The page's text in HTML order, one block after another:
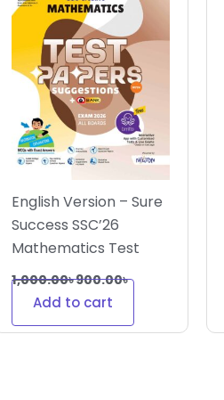
English Version – Sure
Success SSC’26
Mathematics Test
Papers+Made Easy
1,000.00৳900.00৳
Add to cart